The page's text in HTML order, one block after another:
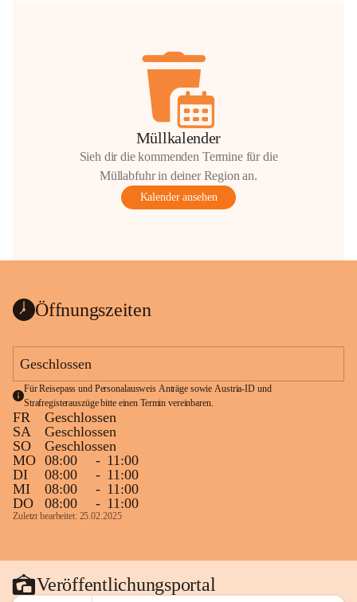
Müllkalender
Sieh dir die kommenden Termine für die
Müllabfuhr in deiner Region an.
Kalender ansehen
Öffnungszeiten
Geschlossen
Für Reisepass und Personalausweis Anträge sowie Austria-ID und
Strafregisterauszüge bitte einen Termin vereinbaren.
FR
Geschlossen
SA
Geschlossen
SO
Geschlossen
MO 08:00 - 11:00
DI
08:00 - 11:00
MI
08:00 - 11:00
DO
08:00 - 11:00
Zuletzt bearbeitet: 25.02.2025
Veröffentlichungsportal